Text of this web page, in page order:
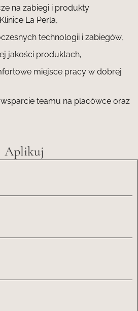
na zabiegi i produkty
La Perla,
technologii i zabiegów,
jakości produktach,
miejsce pracy w dobrej
wsparcie teamu na placówce oraz
Aplikuj